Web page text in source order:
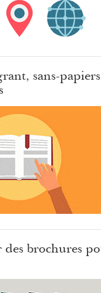
sans-
des brochures